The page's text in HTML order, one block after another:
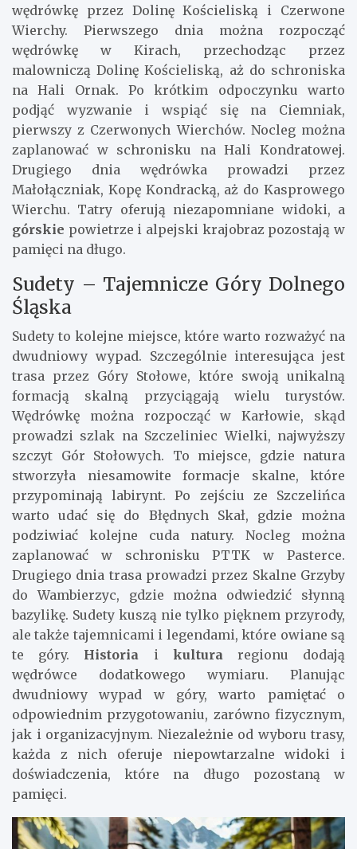
wędrówkę przez Dolinę Kościeliską i Czerwone
Wierchy. Pierwszego dnia można rozpocząć
wędrówkę w Kirach, przechodząc przez
malowniczą Dolinę Kościeliską, aż do schroniska
na Hali Ornak. Po krótkim odpoczynku warto
podjąć wyzwanie i wspiąć się na Ciemniak,
pierwszy z Czerwonych Wierchów. Nocleg można
zaplanować w schronisku na Hali Kondratowej.
Drugiego dnia wędrówka prowadzi przez
Małołączniak, Kopę Kondracką, aż do Kasprowego
Wierchu. Tatry oferują niezapomniane widoki, a
górskie powietrze i alpejski krajobraz pozostają w
pamięci na długo.
Sudety – Tajemnicze Góry Dolnego
Śląska
Sudety to kolejne miejsce, które warto rozważyć na
dwudniowy wypad. Szczególnie interesująca jest
trasa przez Góry Stołowe, które swoją unikalną
formacją skalną przyciągają wielu turystów.
Wędrówkę można rozpocząć w Karłowie, skąd
prowadzi szlak na Szczeliniec Wielki, najwyższy
szczyt Gór Stołowych. To miejsce, gdzie natura
stworzyła niesamowite formacje skalne, które
przypominają labirynt. Po zejściu ze Szczelińca
warto udać się do Błędnych Skał, gdzie można
podziwiać kolejne cuda natury. Nocleg można
zaplanować w schronisku PTTK w Pasterce.
Drugiego dnia trasa prowadzi przez Skalne Grzyby
do Wambierzyc, gdzie można odwiedzić słynną
bazylikę. Sudety kuszą nie tylko pięknem przyrody,
ale także tajemnicami i legendami, które owiane są
te góry. Historia i kulturaregionu dodają
wędrówce dodatkowego wymiaru. Planując
dwudniowy wypad w góry, warto pamiętać o
odpowiednim przygotowaniu, zarówno fizycznym,
jak i organizacyjnym. Niezależnie od wyboru trasy,
każda z nich oferuje niepowtarzalne widoki i
doświadczenia, które na długo pozostaną w
pamięci.